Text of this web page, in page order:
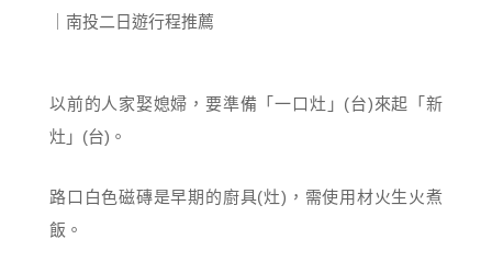
以前的人家娶媳婦，要準備「一口灶」(台)來起「新
灶」(台)。
路口白色磁磚是早期的廚具(灶)，需使用材火生火煮
飯。